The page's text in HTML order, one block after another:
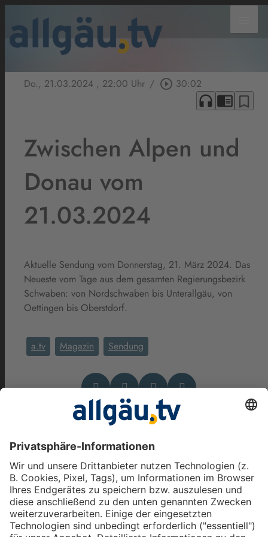
Do., 21.03.2024 , 22:00 Uhr / play_circle_outline 30:02
headphones chrome_reader_mode bookmark_border
Zwischen Alpen und
Donau vom
21.03.2024
Aktuelle Sendung vom Donnerstag, 21. März 2024. Das
Neueste vom Tage aus dem gesamten Regierungsbezirk
Schwaben: von Nordschwaben bis Unterallgäu, von
Oettingen bis Oberstdorf.
a.tv Magazin Sendung
Das könnte Dich auch
interessieren
Zwischen Alpen und Donau